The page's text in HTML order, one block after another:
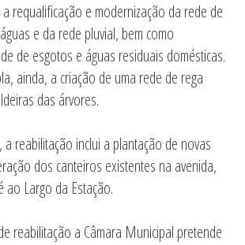
requalificação e modernização da rede de
e da rede pluvial, bem como
de esgotos e águas residuais domésticas.
ainda, a criação de uma rede de rega
das árvores.
reabilitação inclui a plantação de novas
dos canteiros existentes na avenida,
Largo da Estação.
reabilitação a Câmara Municipal pretende